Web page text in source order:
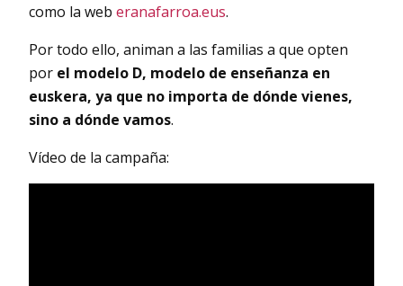
como la web eranafarroa.eus.
Por todo ello, animan a las familias a que opten
por el modelo D, modelo de enseñanza en
euskera, ya que no importa de dónde vienes,
sino a dónde vamos.
Vídeo de la campaña: